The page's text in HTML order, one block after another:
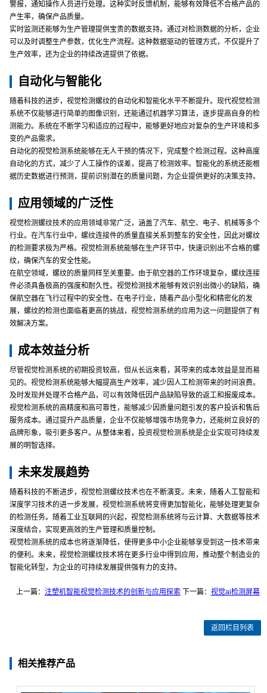
警报，通知操作人员进行处理。这种实时反馈机制，能够有效降低不合格产品的
产生率，确保产品质量。
实时监测还能够为生产管理提供宝贵的数据支持。通过对检测数据的分析，企业
可以及时调整生产参数，优化生产流程。这种数据驱动的管理方式，不仅提升了
生产效率，还为企业的持续改进提供了依据。
自动化与智能化
随着科技的进步，视觉检测螺纹的自动化和智能化水平不断提升。现代视觉检测
系统不仅能够进行简单的图像识别，还能通过机器学习算法，逐步提高自身的检
测能力。系统在不断学习和适应的过程中，能够更好地应对复杂的生产环境和多
变的产品需求。
自动化的视觉检测系统能够在无人干预的情况下，完成整个检测过程。这种高度
自动化的方式，减少了人工操作的误差，提高了检测效率。智能化的系统还能根
据历史数据进行预测，提前识别潜在的质量问题，为企业提供更好的决策支持。
应用领域的广泛性
视觉检测螺纹技术的应用领域非常广泛，涵盖了汽车、航空、电子、机械等多个
行业。在汽车行业中，螺纹连接件的质量直接关系到整车的安全性，因此对螺纹
的检测要求极为严格。视觉检测系统能够在生产环节中，快速识别出不合格的螺
纹，确保汽车的安全性能。
在航空领域，螺纹的质量同样至关重要。由于航空器的工作环境复杂，螺纹连接
件必须具备极高的强度和耐久性。视觉检测技术能够有效识别出微小的缺陷，确
保航空器在飞行过程中的安全性。在电子行业，随着产品小型化和精密化的发
展，螺纹的检测也面临着更高的挑战，视觉检测系统的应用为这一问题提供了有
效解决方案。
成本效益分析
尽管视觉检测系统的初期投资较高，但从长远来看，其带来的成本效益是显而易
见的。视觉检测系统能够大幅提高生产效率，减少因人工检测带来的时间浪费。
及时发现并处理不合格产品，可以有效降低因产品缺陷导致的返工和报废成本。
视觉检测系统的高精度和高可靠性，能够减少因质量问题引发的客户投诉和售后
服务成本。通过提升产品质量，企业不仅能够增强市场竞争力，还能树立良好的
品牌形象，吸引更多客户。从整体来看，投资视觉检测系统是企业实现可持续发
展的明智选择。
未来发展趋势
随着科技的不断进步，视觉检测螺纹技术也在不断演变。未来，随着人工智能和
深度学习技术的进一步发展，视觉检测系统将变得更加智能化，能够处理更复杂
的检测任务。随着工业互联网的兴起，视觉检测系统将与云计算、大数据等技术
深度结合，实现更高效的生产管理和质量控制。
视觉检测系统的成本也将逐渐降低，使得更多中小企业能够享受到这一技术带来
的便利。未来，视觉检测螺纹技术将在更多行业中得到应用，推动整个制造业的
智能化转型，为企业的可持续发展提供强有力的支持。
上一篇： 注塑机智能视觉检测技术的创新与应用探索下一篇： 视觉ai检测屏幕
返回栏目列表
相关推荐产品